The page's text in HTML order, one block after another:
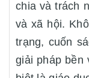
chia và trách
và xã hội.
trạng, cuốn
giải pháp bền